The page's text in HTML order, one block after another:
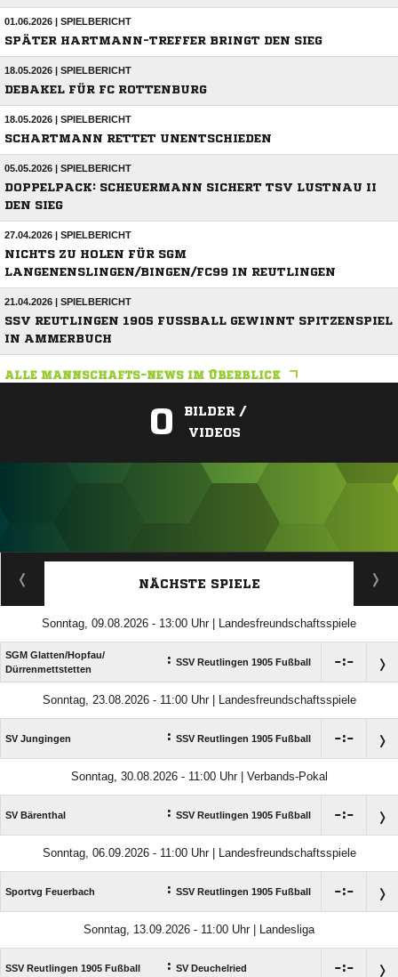
01.06.2026 | SPIELBERICHT
SPÄTER HARTMANN-TREFFER BRINGT DEN SIEG
18.05.2026 | SPIELBERICHT
DEBAKEL FÜR FC ROTTENBURG
18.05.2026 | SPIELBERICHT
SCHARTMANN RETTET UNENTSCHIEDEN
05.05.2026 | SPIELBERICHT
DOPPELPACK: SCHEUERMANN SICHERT TSV LUSTNAU II
DEN SIEG
27.04.2026 | SPIELBERICHT
NICHTS ZU HOLEN FÜR SGM
LANGENENSLINGEN/BINGEN/FC99 IN REUTLINGEN
21.04.2026 | SPIELBERICHT
SSV REUTLINGEN 1905 FUSSBALL GEWINNT SPITZENSPIEL I
N AMMERBUCH
ALLE MANNSCHAFTS-NEWS IM ÜBERBLICK
0
BILDER /
VIDEOS
ANZEIGE
NÄCHSTE SPIELE
Sonntag, 09.08.2026 - 13:00 Uhr | Landesfreundschaftsspiele
SGM Glatten/​Hopfau/​
Dürrenmettstetten
: SSV Reutlingen 1905 Fußball :
Sonntag, 23.08.2026 - 11:00 Uhr | Landesfreundschaftsspiele
SV Jungingen : SSV Reutlingen 1905 Fußball :
Sonntag, 30.08.2026 - 11:00 Uhr | Verbands-Pokal
SV Bärenthal : SSV Reutlingen 1905 Fußball :
Sonntag, 06.09.2026 - 11:00 Uhr | Landesfreundschaftsspiele
Sportvg Feuerbach : SSV Reutlingen 1905 Fußball :
Sonntag, 13.09.2026 - 11:00 Uhr | Landesliga
SSV Reutlingen 1905 Fußball : SV Deuchelried :